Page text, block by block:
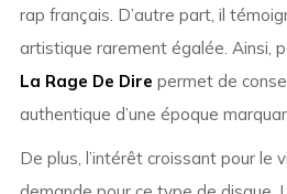
rap français. D’autre part, il
artistique rarement égalée. Ainsi,
La Rage De Dire permet de
authentique d’une époque
De plus, l’intérêt croissant pour le